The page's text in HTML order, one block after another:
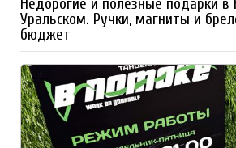
Недорогие и полезные подарки в
Уральском. Ручки, магниты и
бюджет